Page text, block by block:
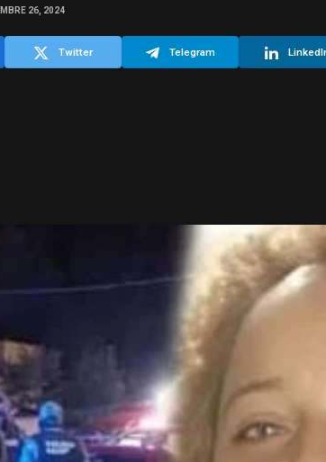
26, 2024
Twitter Telegram